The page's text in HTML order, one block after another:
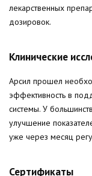
лекарственных
дозировок.
Клинические
Арсил прошел
эффективность в
системы. У
улучшение
уже через месяц
Сертификаты